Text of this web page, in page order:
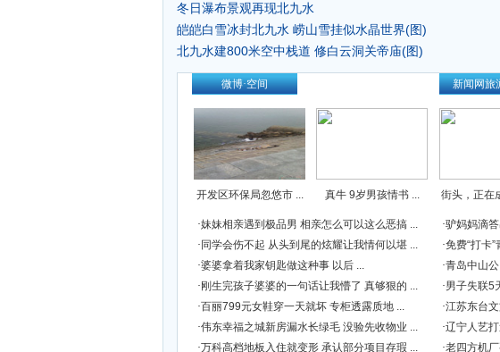
冬日瀑布景观再现北九水
皑皑白雪冰封北九水 崂山雪挂似水晶世界(图)
北九水建800米空中栈道 修白云洞关帝庙(图)